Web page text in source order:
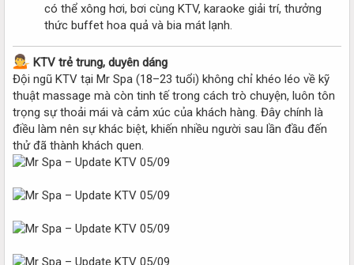
có thể xông hơi, bơi cùng KTV, karaoke giải trí, thưởng
thức buffet hoa quả và bia mát lạnh.
KTV trẻ trung, duyên dáng
Đội ngũ KTV tại Mr Spa (18–23 tuổi) không chỉ khéo léo về kỹ
thuật massage mà còn tinh tế trong cách trò chuyện, luôn tôn
trọng sự thoải mái và cảm xúc của khách hàng. Đây chính là
điều làm nên sự khác biệt, khiến nhiều người sau lần đầu đến
thử đã thành khách quen.